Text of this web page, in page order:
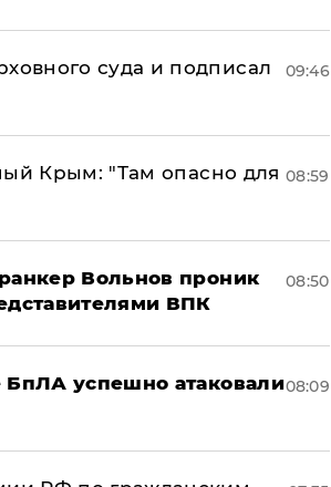
суда и подписал
09:46
Крым: "Там опасно для 08:59
Вольнов проник
ВПК
08:50
БпЛА успешно атаковали08:09